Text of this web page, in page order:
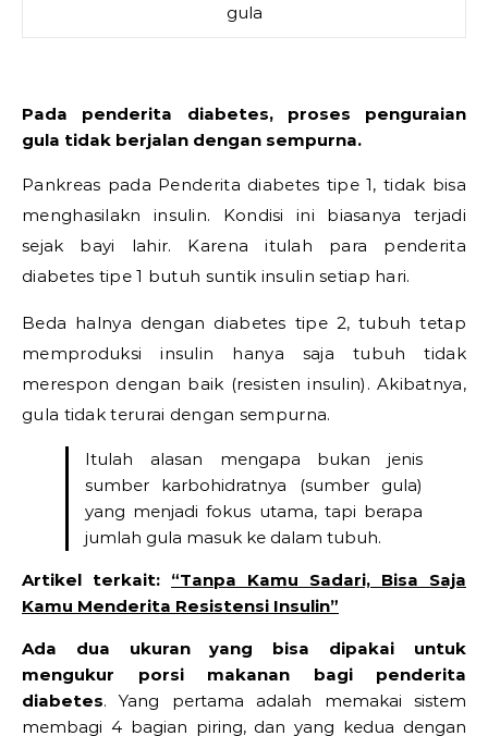
gula
Pada penderita diabetes, proses penguraian
gula tidak berjalan dengan sempurna.
Pankreas pada Penderita diabetes tipe 1, tidak bisa
menghasilakn insulin. Kondisi ini biasanya terjadi
sejak bayi lahir. Karena itulah para penderita
diabetes tipe 1 butuh suntik insulin setiap hari.
Beda halnya dengan diabetes tipe 2, tubuh tetap
memproduksi insulin hanya saja tubuh tidak
merespon dengan baik (resisten insulin). Akibatnya,
gula tidak terurai dengan sempurna.
Itulah alasan mengapa bukan jenis
sumber karbohidratnya (sumber gula)
yang menjadi fokus utama, tapi berapa
jumlah gula masuk ke dalam tubuh.
Artikel terkait: “Tanpa Kamu Sadari, Bisa Saja
Kamu Menderita Resistensi Insulin”
Ada dua ukuran yang bisa dipakai untuk
mengukur porsi makanan bagi penderita
diabetes. Yang pertama adalah memakai sistem
membagi 4 bagian piring, dan yang kedua dengan